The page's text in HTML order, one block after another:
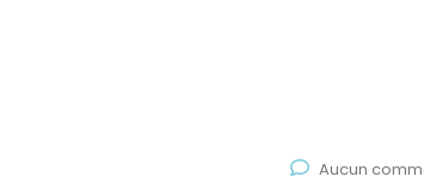
Aucun